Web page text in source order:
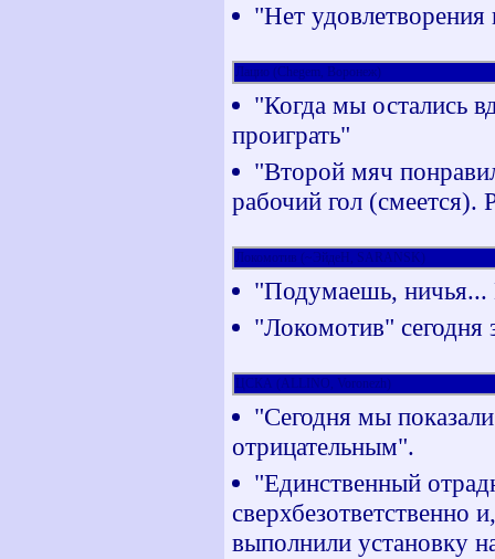
"Нет
Лацио (Chegem, Воронеж)
"Когда мы остались
проиграть"
"Второй мяч
рабочий гол (смеется).
Локомотив (~ЭйдеН, SARANSK)
"Подумаешь, ничья...
"Локомотив" сегодня
ЦСКА (ALLINO, Voronezh)
"Сегодня мы
отрицательным".
"Единственный
выполнили установку